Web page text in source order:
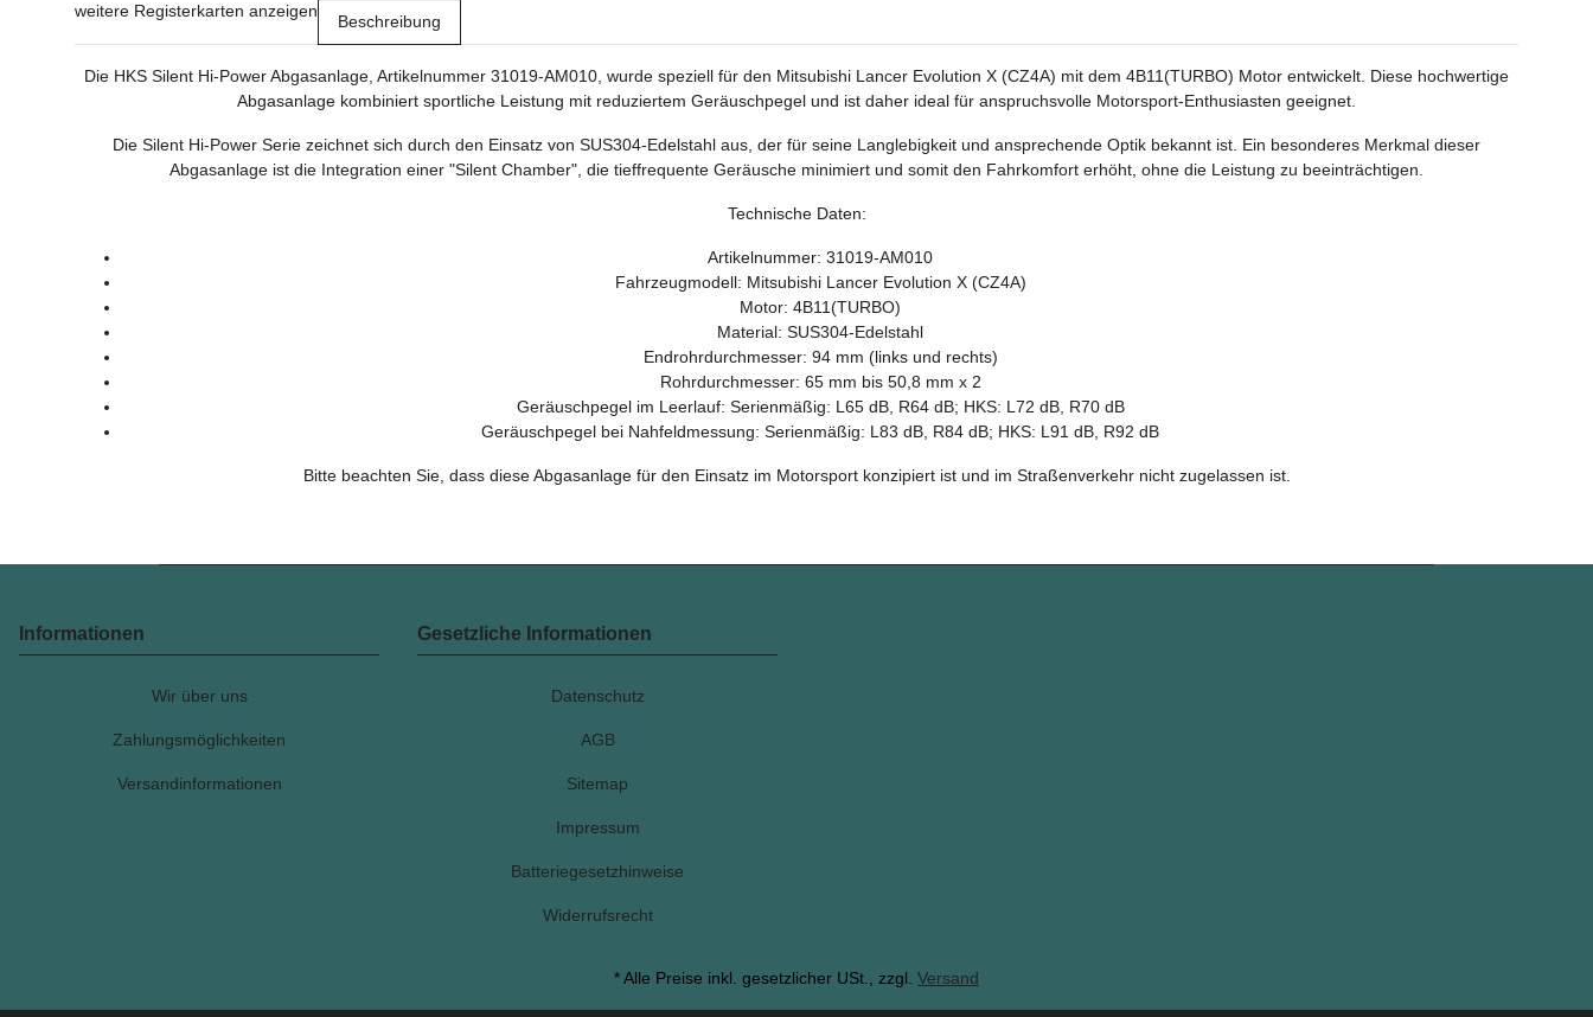
weitere Registerkarten anzeigen
Beschreibung
Die HKS Silent Hi-Power Abgasanlage, Artikelnummer 31019-AM010, wurde speziell für den Mitsubishi Lancer Evolution X (CZ4A) mit dem 4B11(TURBO) Motor entwickelt. Diese hochwertige
Abgasanlage kombiniert sportliche Leistung mit reduziertem Geräuschpegel und ist daher ideal für anspruchsvolle Motorsport-Enthusiasten geeignet.
Die Silent Hi-Power Serie zeichnet sich durch den Einsatz von SUS304-Edelstahl aus, der für seine Langlebigkeit und ansprechende Optik bekannt ist. Ein besonderes Merkmal dieser
Abgasanlage ist die Integration einer "Silent Chamber", die tieffrequente Geräusche minimiert und somit den Fahrkomfort erhöht, ohne die Leistung zu beeinträchtigen.
Technische Daten:
Artikelnummer: 31019-AM010
Fahrzeugmodell: Mitsubishi Lancer Evolution X (CZ4A)
Motor: 4B11(TURBO)
Material: SUS304-Edelstahl
Endrohrdurchmesser: 94 mm (links und rechts)
Rohrdurchmesser: 65 mm bis 50,8 mm x 2
Geräuschpegel im Leerlauf: Serienmäßig: L65 dB, R64 dB; HKS: L72 dB, R70 dB
Geräuschpegel bei Nahfeldmessung: Serienmäßig: L83 dB, R84 dB; HKS: L91 dB, R92 dB
Bitte beachten Sie, dass diese Abgasanlage für den Einsatz im Motorsport konzipiert ist und im Straßenverkehr nicht zugelassen ist.
Informationen
Wir über uns
Zahlungsmöglichkeiten
Versandinformationen
Gesetzliche Informationen
Datenschutz
AGB
Sitemap
Impressum
Batteriegesetzhinweise
Widerrufsrecht
* Alle Preise inkl. gesetzlicher USt., zzgl. Versand